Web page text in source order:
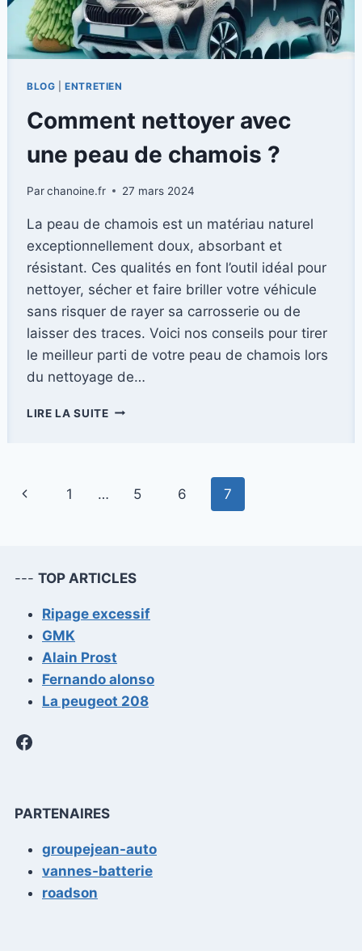
BLOG |ENTRETIEN
Comment nettoyer avec
une peau de chamois ?
Parchanoine.fr 27 mars 2024
La peau de chamois est un matériau naturel
exceptionnellement doux, absorbant et
résistant. Ces qualités en font l’outil idéal pour
nettoyer, sécher et faire briller votre véhicule
sans risquer de rayer sa carrosserie ou de
laisser des traces. Voici nos conseils pour tirer
le meilleur parti de votre peau de chamois lors
du nettoyage de…
LIRE LA SUITECOMMENT
Navigation
Page
1 … 5 6 7
--- TOP ARTICLES
Ripage excessif
GMK
Alain Prost
Fernando alonso
La peugeot 208
Facebook
PARTENAIRES
groupejean-auto
vannes-batterie
roadson